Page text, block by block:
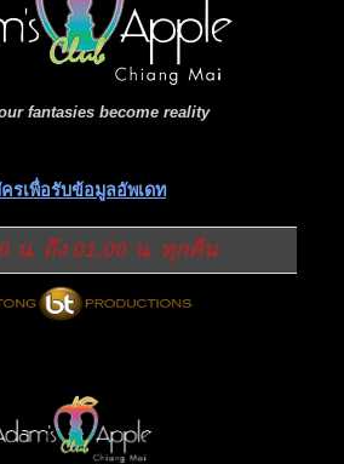
fantasies become reality
รเพื่อรับข้อมูลอัพเดท
น. ถึง 01.00 น. ทุกคืน